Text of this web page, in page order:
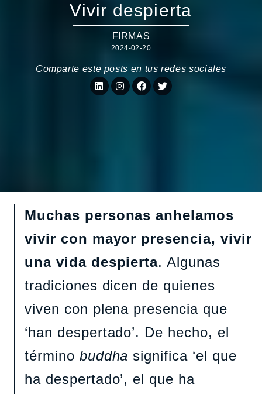
Vivir despierta
FIRMAS
2024-02-20
Comparte este posts en tus redes sociales
Muchas personas anhelamos
vivir con mayor presencia, vivir
una vida despierta. Algunas
tradiciones dicen de quienes
viven con plena presencia que
‘han despertado’. De hecho, el
término buddha significa ‘el que
ha despertado’, el que ha